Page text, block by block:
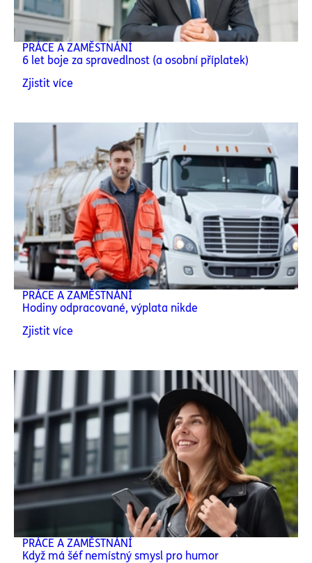
PRÁCE A ZAMĚSTNÁNÍ
6 let boje za spravedlnost (a osobní příplatek)
Zjistit více
PRÁCE A ZAMĚSTNÁNÍ
Hodiny odpracované, výplata nikde
Zjistit více
PRÁCE A ZAMĚSTNÁNÍ
Když má šéf nemístný smysl pro humor